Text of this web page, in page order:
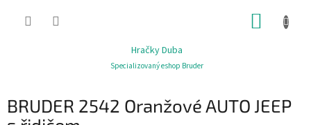
Hračky Duba
Specializovaný eshop Bruder
BRUDER 2542 Oranžové AUTO JEEP